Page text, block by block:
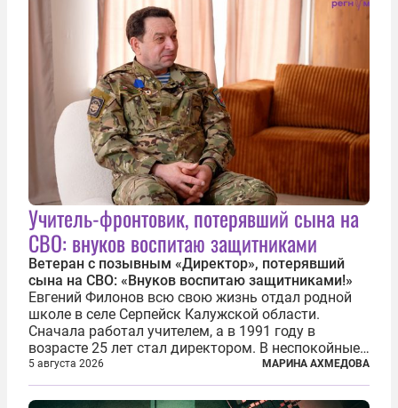
Учитель-фронтовик, потерявший сына на
СВО: внуков воспитаю защитниками
Ветеран с позывным «Директор», потерявший
сына на СВО: «Внуков воспитаю защитниками!»
Евгений Филонов всю свою жизнь отдал родной
школе в селе Серпейск Калужской области.
Сначала работал учителем, а в 1991 году в
возрасте 25 лет стал директором. В неспокойные
90-е он сумел спасти школу от закрытия и со
временем сделал ее лучшей в районе. В 2023 году
в возрасте 57 лет вслед за сыном...
5 августа 2026 МАРИНА АХМЕДОВА